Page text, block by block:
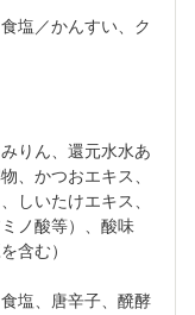
塩／かんすい、ク
りん、還元水水あ
、かつおエキス、
しいたけエキス、
ノ酸等）、酸味
含む）
塩、唐辛子、醗酵